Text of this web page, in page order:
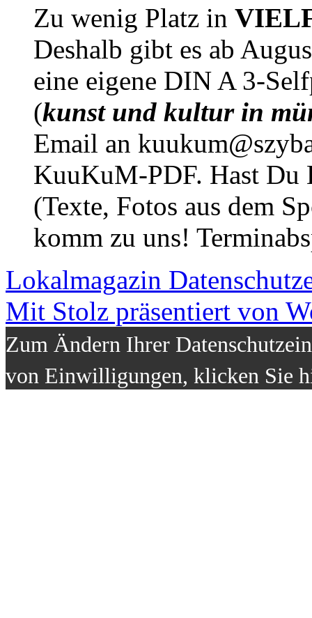
Zu wenig Platz in
Deshalb gibt es ab
eine eigene DIN A 3-
(kunst und kultur in
Email an
KuuKuM-PDF. Hast Du
(Texte, Fotos aus dem
komm zu uns!
Lokalmagazin
Mit Stolz präsentiert von
Zum Ändern Ihrer
von Einwilligungen, klicken Sie